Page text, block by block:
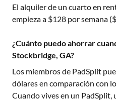
El alquiler de un cuarto en
empieza a $128 por semana ($
¿Cuánto puedo ahorrar
Stockbridge, GA?
Los miembros de PadSplit
dólares en comparación con
Cuando vives en un PadSplit,